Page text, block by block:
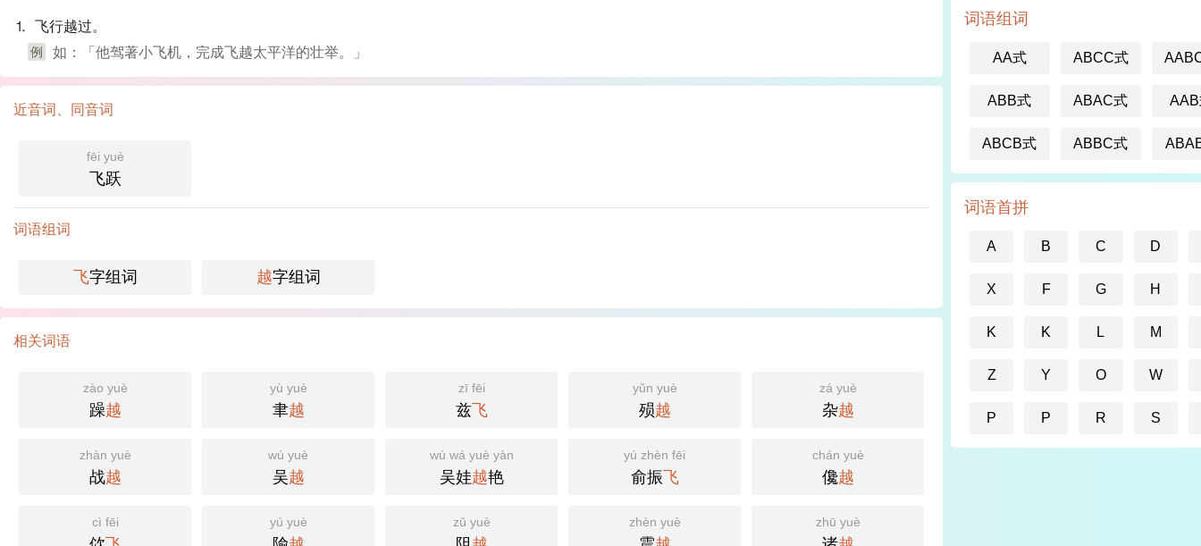
⒈ 飞行越过。
例 如：「他驾著小飞机，完成飞越太平洋的壮举。」
近音词、同音词
fēi yuè
飞跃
词语组词
飞字组词 越字组词
相关词语
zào yuè
躁越
yù yuè
聿越
zī fēi
兹飞
yǔn yuè
殒越
zá yuè
杂越
zhàn yuè
战越
wú yuè
吴越
wú wá yuè yàn
吴娃越艳
yú zhèn fēi
俞振 飞
chán yuè
儳越
cì fēi yú yuè zǔ yuè zhèn yuè zhū yuè
词语组词
AA式 ABCC式
ABB式 ABAC式
ABCB式 ABBC式
词语首拼
A B C D
X F G H
K K L M
Z Y O W
P P R S